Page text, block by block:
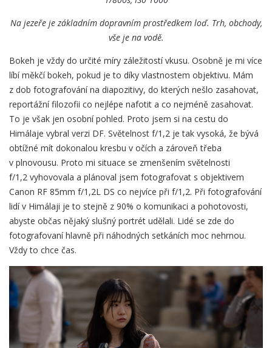
Na jezeře je základním dopravním prostředkem loď. Trh, obchody,
vše je na vodě.
Bokeh je vždy do určité míry záležitostí vkusu. Osobně je mi více
líbí měkčí bokeh, pokud je to díky vlastnostem objektivu. Mám
z dob fotografování na diapozitivy, do kterých nešlo zasahovat,
reportážní filozofii co nejlépe nafotit a co nejméně zasahovat.
To je však jen osobní pohled. Proto jsem si na cestu do
Himálaje vybral verzi DF. Světelnost f/1,2 je tak vysoká, že bývá
obtížné mít dokonalou kresbu v očích a zároveň třeba
v plnovousu. Proto mi situace se zmenšením světelnosti
f/1,2 vyhovovala a plánoval jsem fotografovat s objektivem
Canon RF 85mm f/1,2L DS co nejvíce při f/1,2. Při fotografování
lidí v Himálaji je to stejně z 90% o komunikaci a pohotovosti,
abyste občas nějaký slušný portrét udělali. Lidé se zde do
fotografovaní hlavně při náhodných setkáních moc nehrnou.
Vždy to chce čas.